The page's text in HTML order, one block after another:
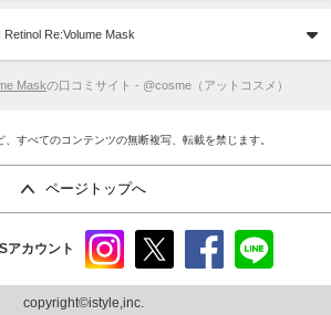
Retinol Re:Volume Mask
Maskの口コミサイト - @cosme（アットコスメ）
すべてのコンテンツの無断複写、転載を禁じます。
ページトップへ
アカウント
ram
copyright©istyle,inc.